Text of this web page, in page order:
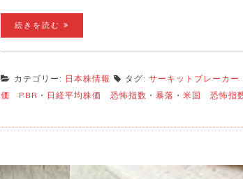
続きを読む
カテゴリー: 日本株情報 タグ: サーキットブレーカー
価 PBR ・ 日経平均株価 恐怖指数 ・ 暴落 ・ 米国 恐怖指